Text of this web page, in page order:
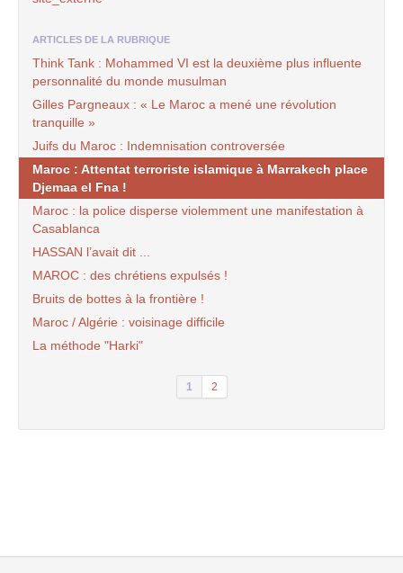
ARTICLES DE LA RUBRIQUE
Think Tank : Mohammed VI est la deuxième plus influente
personnalité du monde musulman
Gilles Pargneaux : « Le Maroc a mené une révolution
tranquille »
Juifs du Maroc : Indemnisation controversée
Maroc : Attentat terroriste islamique à Marrakech place
Djemaa el Fna !
Maroc : la police disperse violemment une manifestation à
Casablanca
HASSAN l’avait dit ...
MAROC : des chrétiens expulsés !
Bruits de bottes à la frontière !
Maroc / Algérie : voisinage difficile
La méthode "Harki"
1 2